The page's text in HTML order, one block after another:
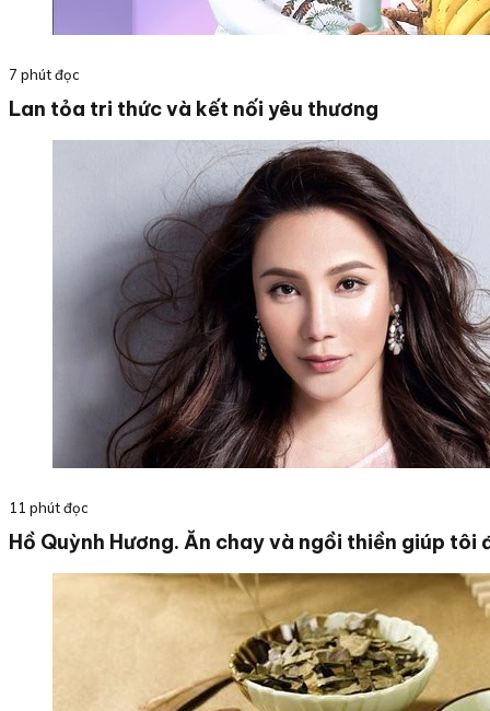
7 phút đọc
Lan tỏa tri thức và kết nối yêu thương
11 phút đọc
Hồ Quỳnh Hương. Ăn chay và ngồi thiền giúp tôi